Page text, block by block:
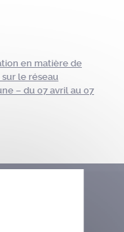
en matière de
le réseau
– du 07 avril au 07